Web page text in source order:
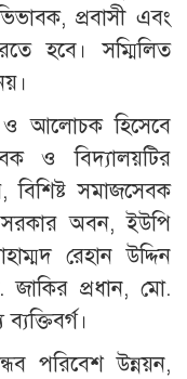
প্রবাসী এবং
হবে। সম্মিলিত
ও আলোচক হিসেবে
ও বিদ্যালয়টির
বিশিষ্ট সমাজসেবক
সরকার অবন, ইউপি
রেহান উদ্দিন
প্রধান, মো.
পরিবেশ উন্নয়ন,